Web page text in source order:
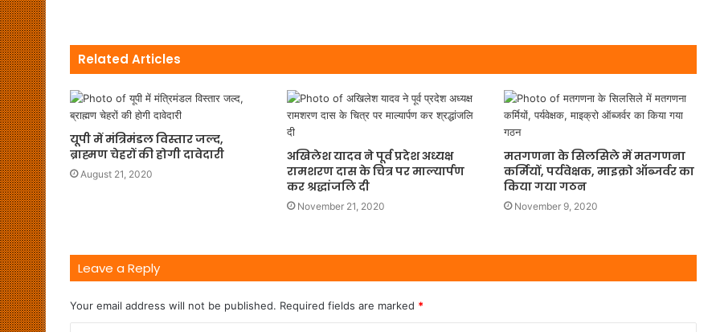
Related Articles
यूपी में मंत्रिमंडल विस्तार जल्द,
ब्राह्मण चेहरों की होगी दावेदारी
August 21, 2020
अखिलेश यादव ने पूर्व प्रदेश अध्यक्ष
रामशरण दास के चित्र पर माल्यार्पण
कर श्रद्धांजलि दी
November 21, 2020
मतगणना के सिलसिले में मतगणना
कर्मियों, पर्यवेक्षक, माइक्रो ऑब्जर्वर का
किया गया गठन
November 9, 2020
Leave a Reply
Your email address will not be published. Required fields are marked *